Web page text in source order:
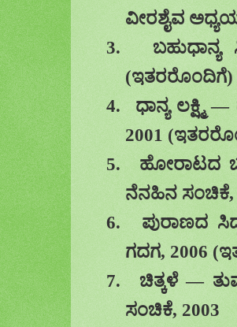
ವೀರಶೈವ
3.
(ಇತರರೊಂದಿಗೆ)
4.
ಧಾನ್ಯ ಲಕ್ಷ್ಮಿ—
2001 (
5.
ಹೋರಾಟದ
ನೆನಹಿನ ಸಂಚಿಕೆ
6.
ಪುರಾಣದ
ಗದಗ, 2006 (
7.
ಚಿತ್ಕಳೆ—
ಸಂಚಿಕೆ, 2003